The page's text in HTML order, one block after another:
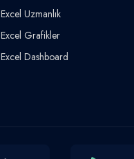
Excel Uzmanlık
Excel Grafikler
Excel Dashboard